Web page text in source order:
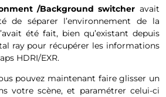
/Background switcher avait
de séparer l’environnement de la
été fait, bien qu’existant depuis
ray pour récupérer les informations
HDRI/EXR.
pouvez maintenant faire glisser un
votre scène, et paramétrer celui-ci